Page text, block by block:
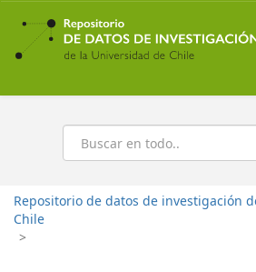
Ir
contenido
principal
Buscar
Repositorio de datos de investigación
Chile
>